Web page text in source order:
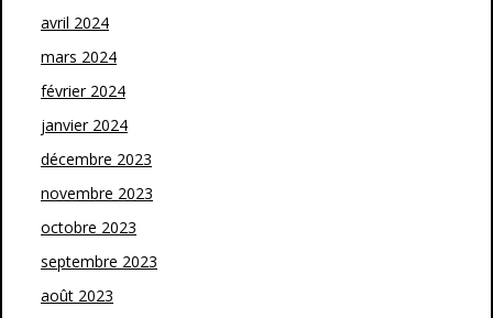
avril 2024
mars 2024
février 2024
janvier 2024
décembre 2023
novembre 2023
octobre 2023
septembre 2023
août 2023